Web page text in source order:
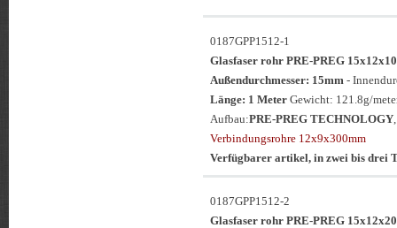
0187GPP1512-1
Glasfaser rohr PRE-PREG
Außendurchmesser: 15mm -
Länge: 1 Meter Gewicht: 121.8g/
Aufbau:PRE-PREG TECHNOLOGY
Verbindungsrohre 12x9x300mm
Verfügbarer artikel, in zwei bis drei
0187GPP1512-2
Glasfaser rohr PRE-PREG